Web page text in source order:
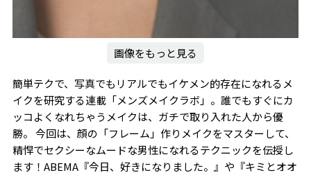
画像をもっと見る
簡単テクで、写真でもリアルでもイケメン的存在になれるメ
イクを研究する連載「メンズメイクラボ」。誰でもすぐにカ
ッコよくなれちゃうメイクは、ガチで取り入れた人から優
勝。 今回は、顔の「フレーム」作りメイクをマスターして、
精悍でセクシーなムードな男性になれるテクニックを伝授し
ます！ABEMA『今日、好きになりました。』や『キミとオオ